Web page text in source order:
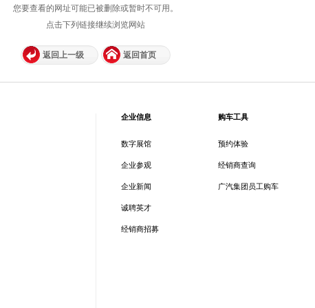
您要查看的网址可能已被删除或暂时不可用。
点击下列链接继续浏览网站
返回上一级 返回首页
企业信息
数字展馆
企业参观
企业新闻
诚聘英才
经销商招募
购车工具
预约体验
经销商查询
广汽集团员工购车